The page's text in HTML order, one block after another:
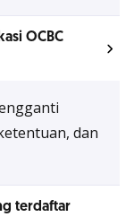
OCBC
dan
terdaftar